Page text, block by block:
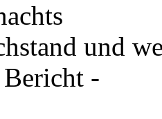
und
-